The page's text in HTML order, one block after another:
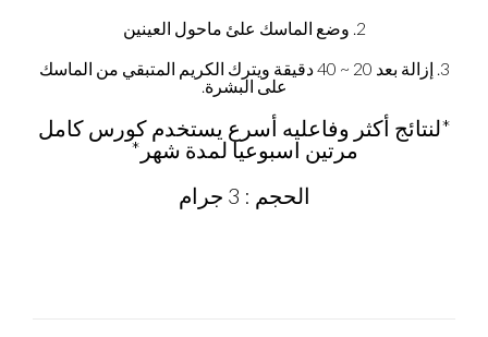
2. وضع الماسك علئ ماحول العينين
3. إزالة بعد 20 ~ 40 دقيقة ويترك الكريم المتبقي من الماسك
على البشرة.
*لنتائج أكثر وفاعليه أسرع يستخدم كورس كامل
مرتين اسبوعيا لمدة شهر*
الحجم : 3 جرام